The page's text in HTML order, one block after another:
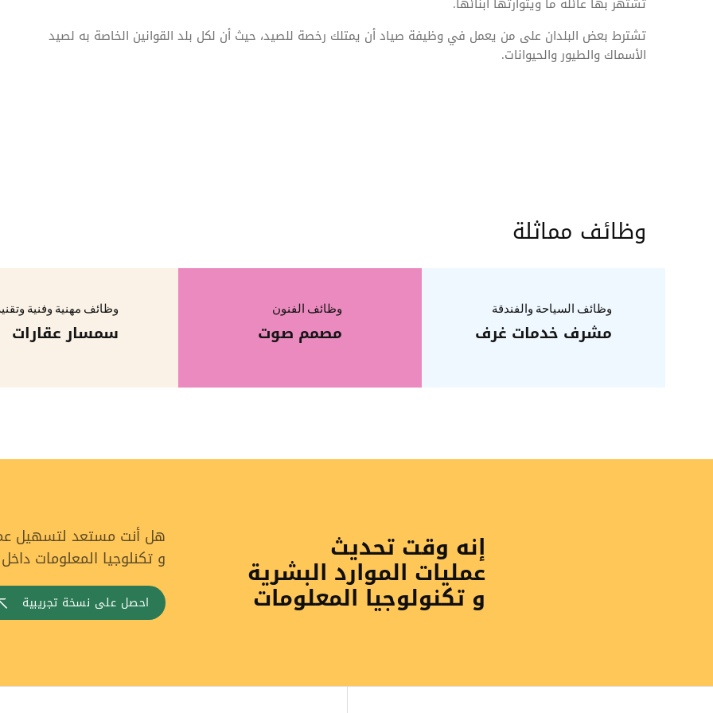
تشترط بعض البلدان على من يعمل في وظيفة صياد أن يمتلك رخصة للصيد، حيث أن لكل بلد القوانين الخاصة به لصيد
الأسماك والطيور والحيوانات.
وظائف مماثلة
وظائف السياحة والفندقة
مشرف خدمات غرف
وظائف الفنون
مصمم صوت
وظائف مهنية وفنية
سمسار عقارات
إنه وقت تحديث
عمليات الموارد البشرية
و تكنولوجيا المعلومات
هل أنت مستعد لتسهيل
و تكنلوجيا المعلومات
احصل على نسخة تجريبية